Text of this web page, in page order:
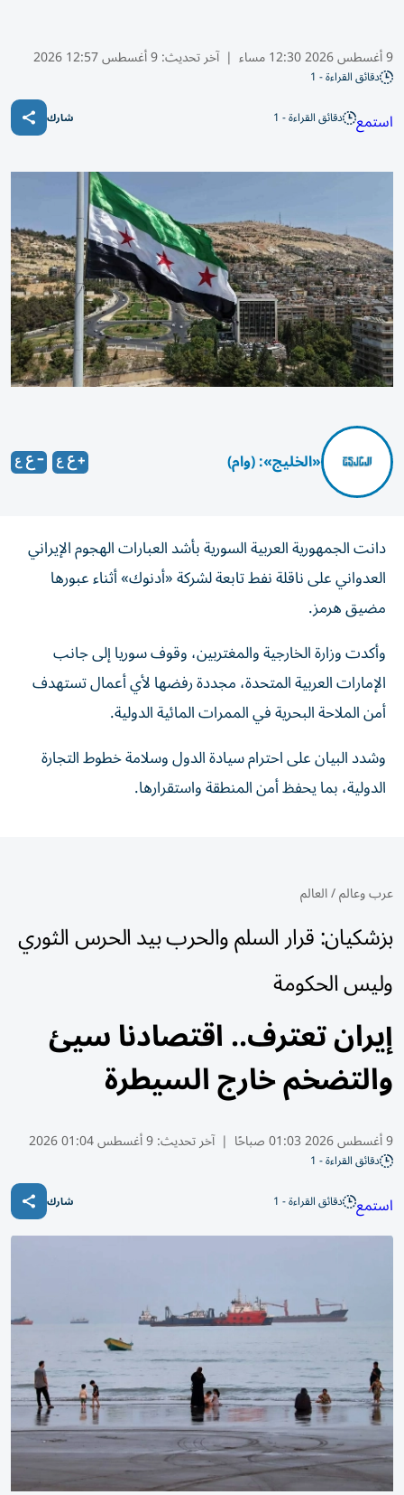
9 أغسطس 2026 12:30 مساء | آخر تحديث:9 أغسطس 12:57 2026
دقائق القراءة - 1
استمع دقائق القراءة - 1 شارك
«الخليج»: (وام)
دانت الجمهورية العربية السورية بأشد العبارات الهجوم الإيراني
العدواني على ‏ناقلة نفط تابعة لشركة «أدنوك» أثناء عبورها
مضيق هرمز.‏
وأكدت وزارة الخارجية والمغتربين، وقوف سوريا إلى ‏جانب
الإمارات العربية المتحدة، مجددة رفضها لأي أعمال تستهدف
أمن الملاحة ‏البحرية في الممرات المائية الدولية.‏
وشدد البيان على احترام سيادة الدول وسلامة خطوط التجارة
الدولية، بما ‏يحفظ أمن المنطقة واستقرارها.‏
عرب وعالم/العالم
بزشكيان: قرار السلم والحرب بيد الحرس الثوري
وليس الحكومة
إيران تعترف.. اقتصادنا سيئ
والتضخم خارج السيطرة
9 أغسطس 2026 01:03 صباحًا | آخر تحديث:9 أغسطس 01:04 2026
دقائق القراءة - 1
استمع دقائق القراءة - 1 شارك